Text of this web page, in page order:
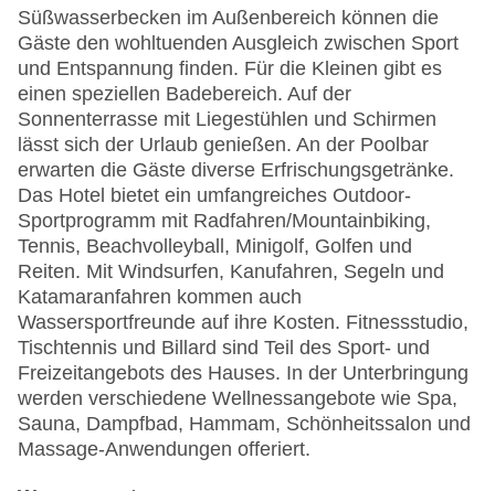
Süßwasserbecken im Außenbereich können die
Gäste den wohltuenden Ausgleich zwischen Sport
und Entspannung finden. Für die Kleinen gibt es
einen speziellen Badebereich. Auf der
Sonnenterrasse mit Liegestühlen und Schirmen
lässt sich der Urlaub genießen. An der Poolbar
erwarten die Gäste diverse Erfrischungsgetränke.
Das Hotel bietet ein umfangreiches Outdoor-
Sportprogramm mit Radfahren/Mountainbiking,
Tennis, Beachvolleyball, Minigolf, Golfen und
Reiten. Mit Windsurfen, Kanufahren, Segeln und
Katamaranfahren kommen auch
Wassersportfreunde auf ihre Kosten. Fitnessstudio,
Tischtennis und Billard sind Teil des Sport- und
Freizeitangebots des Hauses. In der Unterbringung
werden verschiedene Wellnessangebote wie Spa,
Sauna, Dampfbad, Hammam, Schönheitssalon und
Massage-Anwendungen offeriert.